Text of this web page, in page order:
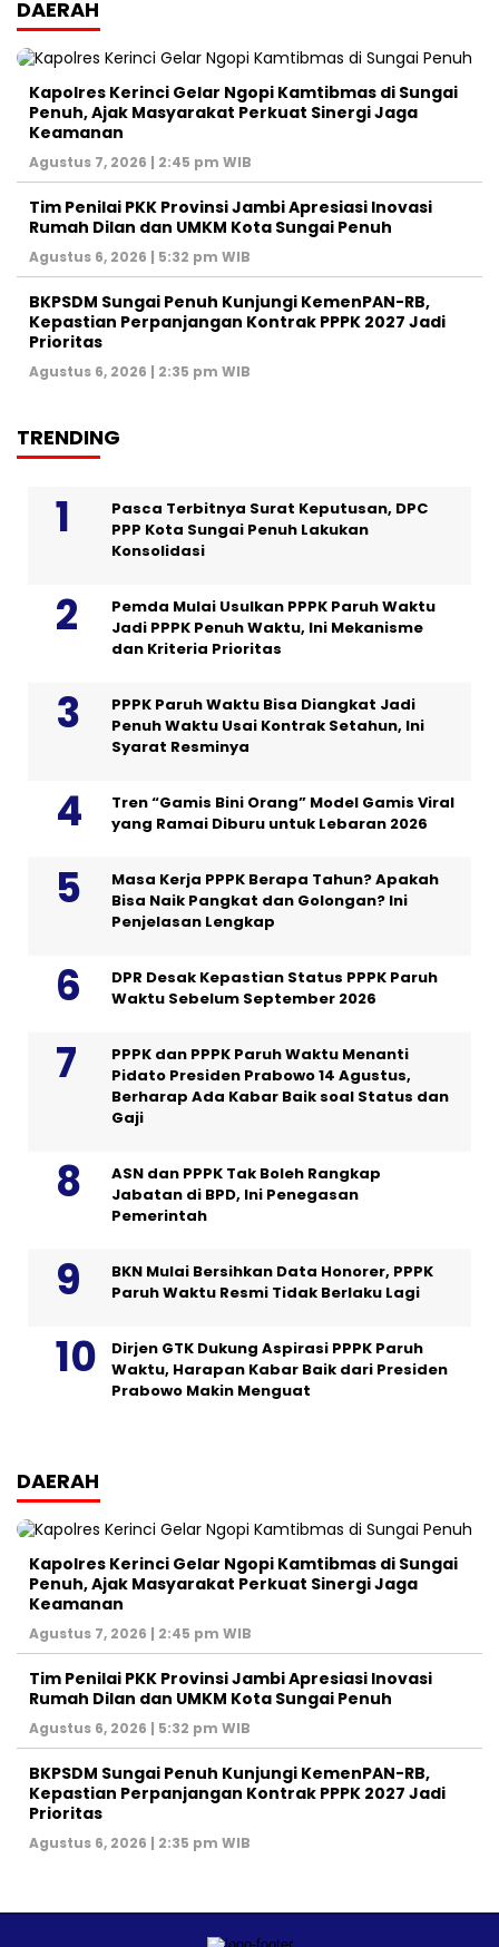
DAERAH
Kapolres Kerinci Gelar Ngopi Kamtibmas di Sungai
Penuh, Ajak Masyarakat Perkuat Sinergi Jaga
Keamanan
Agustus 7, 2026 | 2:45 pm WIB
Tim Penilai PKK Provinsi Jambi Apresiasi Inovasi
Rumah Dilan dan UMKM Kota Sungai Penuh
Agustus 6, 2026 | 5:32 pm WIB
BKPSDM Sungai Penuh Kunjungi KemenPAN-RB,
Kepastian Perpanjangan Kontrak PPPK 2027 Jadi
Prioritas
Agustus 6, 2026 | 2:35 pm WIB
TRENDING
Pasca Terbitnya Surat Keputusan, DPC
PPP Kota Sungai Penuh Lakukan
Konsolidasi
Pemda Mulai Usulkan PPPK Paruh Waktu
Jadi PPPK Penuh Waktu, Ini Mekanisme
dan Kriteria Prioritas
PPPK Paruh Waktu Bisa Diangkat Jadi
Penuh Waktu Usai Kontrak Setahun, Ini
Syarat Resminya
Tren “Gamis Bini Orang” Model Gamis Viral
yang Ramai Diburu untuk Lebaran 2026
Masa Kerja PPPK Berapa Tahun? Apakah
Bisa Naik Pangkat dan Golongan? Ini
Penjelasan Lengkap
DPR Desak Kepastian Status PPPK Paruh
Waktu Sebelum September 2026
PPPK dan PPPK Paruh Waktu Menanti
Pidato Presiden Prabowo 14 Agustus,
Berharap Ada Kabar Baik soal Status dan
Gaji
ASN dan PPPK Tak Boleh Rangkap
Jabatan di BPD, Ini Penegasan
Pemerintah
BKN Mulai Bersihkan Data Honorer, PPPK
Paruh Waktu Resmi Tidak Berlaku Lagi
Dirjen GTK Dukung Aspirasi PPPK Paruh
Waktu, Harapan Kabar Baik dari Presiden
Prabowo Makin Menguat
DAERAH
Kapolres Kerinci Gelar Ngopi Kamtibmas di Sungai
Penuh, Ajak Masyarakat Perkuat Sinergi Jaga
Keamanan
Agustus 7, 2026 | 2:45 pm WIB
Tim Penilai PKK Provinsi Jambi Apresiasi Inovasi
Rumah Dilan dan UMKM Kota Sungai Penuh
Agustus 6, 2026 | 5:32 pm WIB
BKPSDM Sungai Penuh Kunjungi KemenPAN-RB,
Kepastian Perpanjangan Kontrak PPPK 2027 Jadi
Prioritas
Agustus 6, 2026 | 2:35 pm WIB